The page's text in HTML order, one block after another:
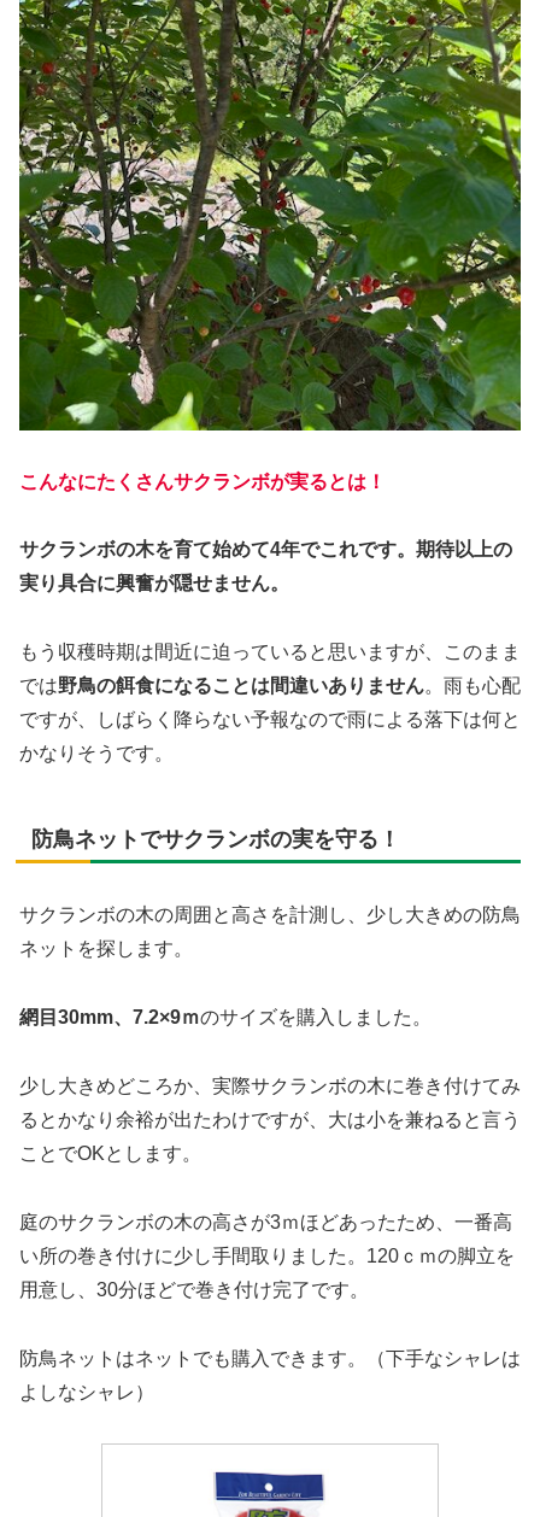
こんなにたくさんサクランボが実るとは！
サクランボの木を育て始めて4年でこれです。期待以上の
実り具合に興奮が隠せません。
もう収穫時期は間近に迫っていると思いますが、このまま
では野鳥の餌食になることは間違いありません。雨も心配
ですが、しばらく降らない予報なので雨による落下は何と
かなりそうです。
防鳥ネットでサクランボの実を守る！
サクランボの木の周囲と高さを計測し、少し大きめの防鳥
ネットを探します。
網目30mm、7.2×9ｍのサイズを購入しました。
少し大きめどころか、実際サクランボの木に巻き付けてみ
るとかなり余裕が出たわけですが、大は小を兼ねると言う
ことでOKとします。
庭のサクランボの木の高さが3ｍほどあったため、一番高
い所の巻き付けに少し手間取りました。120ｃｍの脚立を
用意し、30分ほどで巻き付け完了です。
防鳥ネットはネットでも購入できます。（下手なシャレは
よしなシャレ）